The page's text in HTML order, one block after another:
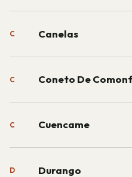
C Canelas
C Coneto De
C Cuencame
D Durango